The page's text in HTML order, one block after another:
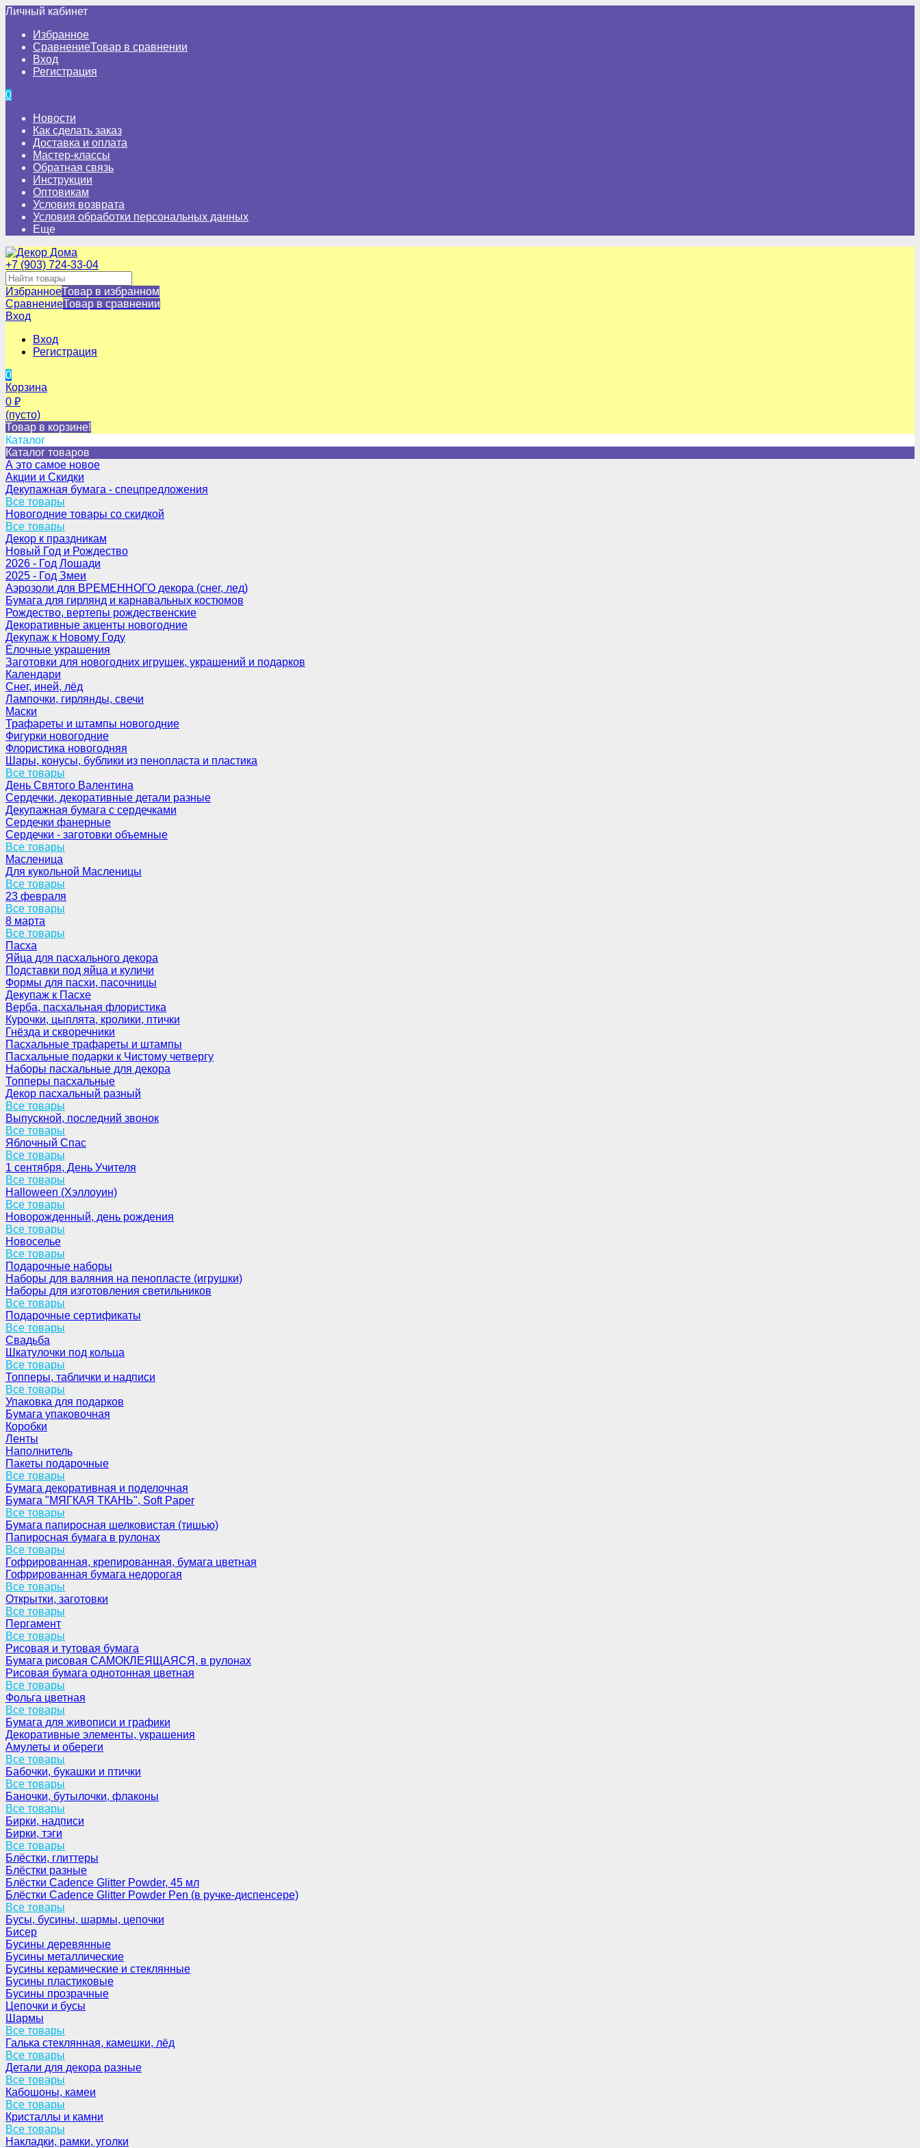
Личный кабинет
Избранное
СравнениеТовар в сравнении
Вход
Регистрация
0
Новости
Как сделать заказ
Доставка и оплата
Мастер-классы
Обратная связь
Инструкции
Оптовикам
Условия возврата
Условия обработки персональных данных
Еще
+7 (903) 724-33-04
ИзбранноеТовар в избранном
СравнениеТовар в сравнении
Вход
Вход
Регистрация
0
Корзина
0 ₽
(пусто)
Товар в корзине!
Каталог
Каталог товаров
А это самое новое
Акции и Скидки
Декупажная бумага - спецпредложения
Все товары
Новогодние товары со скидкой
Все товары
Декор к праздникам
Новый Год и Рождество
2026 - Год Лошади
2025 - Год Змеи
Аэрозоли для ВРЕМЕННОГО декора (снег, лед)
Бумага для гирлянд и карнавальных костюмов
Рождество, вертепы рождественские
Декоративные акценты новогодние
Декупаж к Новому Году
Ёлочные украшения
Заготовки для новогодних игрушек, украшений и подарков
Календари
Снег, иней, лёд
Лампочки, гирлянды, свечи
Маски
Трафареты и штампы новогодние
Фигурки новогодние
Флористика новогодняя
Шары, конусы, бублики из пенопласта и пластика
Все товары
День Святого Валентина
Сердечки, декоративные детали разные
Декупажная бумага с сердечками
Сердечки фанерные
Сердечки - заготовки объемные
Все товары
Масленица
Для кукольной Масленицы
Все товары
23 февраля
Все товары
8 марта
Все товары
Пасха
Яйца для пасхального декора
Подставки под яйца и куличи
Формы для пасхи, пасочницы
Декупаж к Пасхе
Верба, пасхальная флористика
Курочки, цыплята, кролики, птички
Гнёзда и скворечники
Пасхальные трафареты и штампы
Пасхальные подарки к Чистому четвергу
Наборы пасхальные для декора
Топперы пасхальные
Декор пасхальный разный
Все товары
Выпускной, последний звонок
Все товары
Яблочный Спас
Все товары
1 сентября, День Учителя
Все товары
Halloween (Хэллоуин)
Все товары
Новорожденный, день рождения
Все товары
Новоселье
Все товары
Подарочные наборы
Наборы для валяния на пенопласте (игрушки)
Наборы для изготовления светильников
Все товары
Подарочные сертификаты
Все товары
Свадьба
Шкатулочки под кольца
Все товары
Топперы, таблички и надписи
Все товары
Упаковка для подарков
Бумага упаковочная
Коробки
Ленты
Наполнитель
Пакеты подарочные
Все товары
Бумага декоративная и поделочная
Бумага "МЯГКАЯ ТКАНЬ", Soft Paper
Все товары
Бумага папиросная шелковистая (тишью)
Папиросная бумага в рулонах
Все товары
Гофрированная, крепированная, бумага цветная
Гофрированная бумага недорогая
Все товары
Открытки, заготовки
Все товары
Пергамент
Все товары
Рисовая и тутовая бумага
Бумага рисовая САМОКЛЕЯЩАЯСЯ, в рулонах
Рисовая бумага однотонная цветная
Все товары
Фольга цветная
Все товары
Бумага для живописи и графики
Декоративные элементы, украшения
Амулеты и обереги
Все товары
Бабочки, букашки и птички
Все товары
Баночки, бутылочки, флаконы
Все товары
Бирки, надписи
Бирки, тэги
Все товары
Блёстки, глиттеры
Блёстки разные
Блёстки Cadence Glitter Powder, 45 мл
Блёстки Cadence Glitter Powder Pen (в ручке-диспенсере)
Все товары
Бусы, бусины, шармы, цепочки
Бисер
Бусины деревянные
Бусины металлические
Бусины керамические и стеклянные
Бусины пластиковые
Бусины прозрачные
Цепочки и бусы
Шармы
Все товары
Галька стеклянная, камешки, лёд
Все товары
Детали для декора разные
Все товары
Кабошоны, камеи
Все товары
Кристаллы и камни
Все товары
Накладки, рамки, уголки